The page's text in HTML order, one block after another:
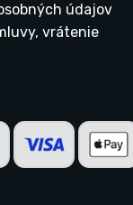
údajov
vrátenie